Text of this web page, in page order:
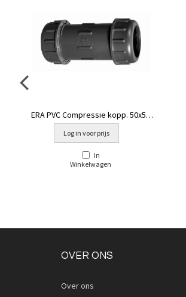
ERA PVC Compressie kopp. 50x50
mm
Log in voor prijs
In
Winkelwagen
OVER ONS
Over ons